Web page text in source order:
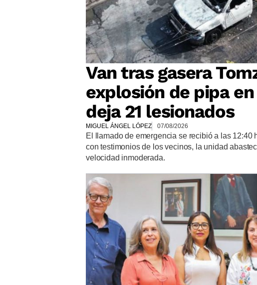
Van tras gasera
explosión de pipa
deja 21 lesionados
MIGUEL ÁNGEL LÓPEZ 07/08/2026
El llamado de emergencia se recibió a las
con testimonios de los vecinos, la unidad
velocidad inmoderada.